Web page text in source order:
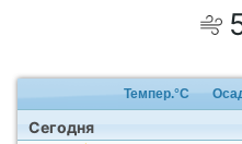
Темпер.°C
Сегодня